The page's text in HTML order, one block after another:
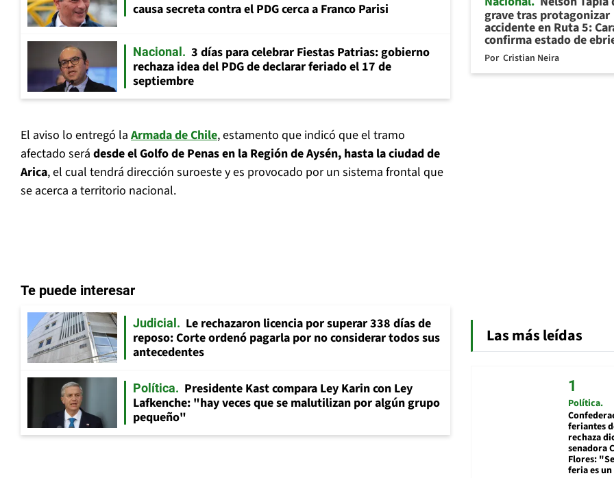
causa secreta contra el PDG cerca a Franco Parisi
Nacional
3 días para celebrar Fiestas Patrias: gobierno
rechaza idea del PDG de declarar feriado el 17 de
septiembre
El aviso lo entregó la Armada de Chile, estamento que indicó que el tramo
afectado será desde el Golfo de Penas en la Región de Aysén, hasta la ciudad de
Arica, el cual tendrá dirección suroeste y es provocado por un sistema frontal que
se acerca a territorio nacional.
Te puede interesar
Judicial
Le rechazaron licencia por superar 338 días de
reposo: Corte ordenó pagarla por no considerar todos sus
antecedentes
Política
Presidente Kast compara Ley Karin con Ley
Lafkenche: "hay veces que se malutilizan por algún grupo
pequeño"
grave tras protagonizar
accidente en Ruta 5:
confirma estado de
Por Cristian Neira
Las más leídas
Política
feriantes
rechaza
senadora
Flores:
feria es